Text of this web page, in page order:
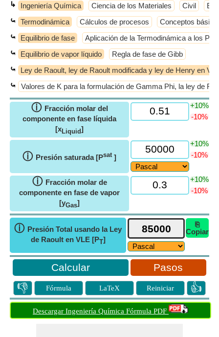
↳ Ingeniería Química Ciencia de los Materiales Civil
⤿ Termodinámica Cálculos de procesos Conceptos
⤿ Equilibrio de fase Aplicación de la Termodinámica a los
⤿ Equilibrio de vapor líquido Regla de fase de Gibb
⤿ Ley de Raoult, ley de Raoult modificada y ley de Henry en
⤿ Valores de K para la formulación de Gamma Phi, la ley de
ⓘ Fracción molar del
componente en fase líquida
[xLiquid]
+10%
-10%
ⓘ Presión saturada [Psat ]
+10%
-10%
ⓘ Fracción molar de
componente en fase de vapor
[yGas]
+10%
-10%
ⓘ Presión Total usando la Ley
de Raoult en VLE [PT]
⎘
Copiar
Pasos
👎 Fórmula LaTeX Reiniciar 👍
Descargar Ingeniería Química Fórmula PDF